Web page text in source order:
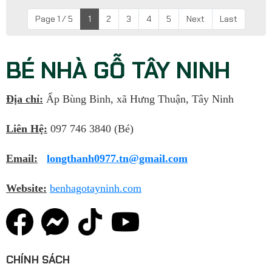
Page 1 / 5 1 2 3 4 5 Next Last
BÉ NHÀ GỖ TÂY NINH
Địa chỉ: Ấp Bùng Binh, xã Hưng Thuận, Tây Ninh
Liên Hệ: 097 746 3840 (Bé)
Email: longthanh0977.tn@gmail.com
Website: benhagotayninh.com
CHÍNH SÁCH